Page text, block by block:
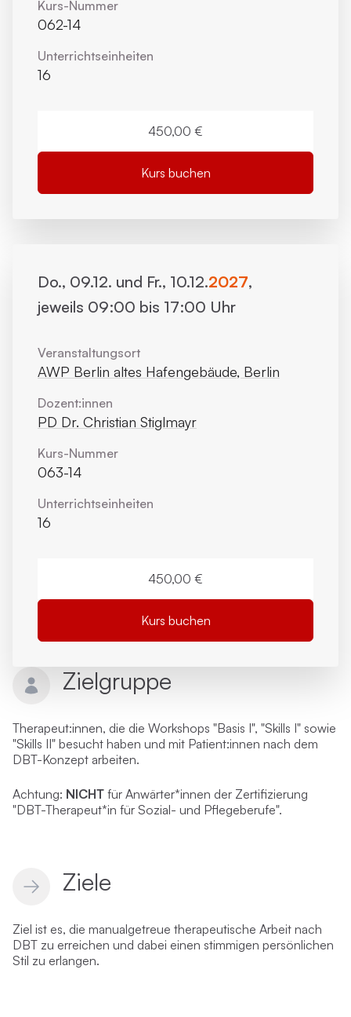
Zielgruppe
Therapeut:innen, die die Workshops "Basis I", "Skills I" sowie
"Skills II" besucht haben und mit Patient:innen nach dem
DBT-Konzept arbeiten.
Achtung: NICHT für Anwärter*innen der Zertifizierung
"DBT-Therapeut*in für Sozial- und Pflegeberufe".
Ziele
Ziel ist es, die manualgetreue therapeutische Arbeit nach
DBT zu erreichen und dabei einen stimmigen persönlichen
Stil zu erlangen.
Kurs-Nummer
062-14
Unterrichts­einheiten
16
450,00 €
Kurs buchen
Do., 09.12. und Fr., 10.12.2027,
jeweils 09:00 bis 17:00 Uhr
Veranstaltungsort
AWP Berlin altes Hafengebäude, Berlin
Dozent:innen
PD Dr. Christian Stiglmayr
Kurs-Nummer
063-14
Unterrichts­einheiten
16
450,00 €
Kurs buchen